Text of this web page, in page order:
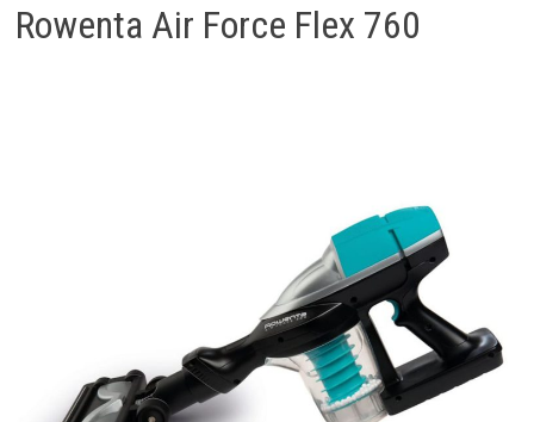
Rowenta Air Force Flex 760